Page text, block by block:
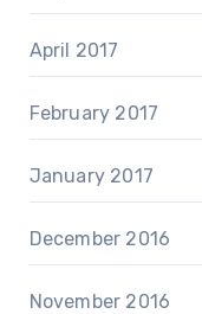
April 2017
February 2017
January 2017
December 2016
November 2016